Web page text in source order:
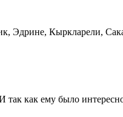
Эдрине, Кыркларели,
как ему было